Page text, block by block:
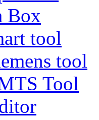
Box
tool
tool
Tool